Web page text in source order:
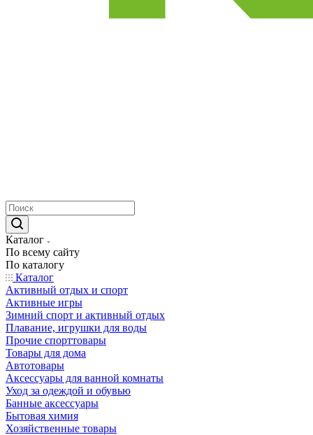
Каталог
По всему сайту
По каталогу
Каталог
Активный отдых и спорт
Активные игры
Зимний спорт и активный отдых
Плавание, игрушки для воды
Прочие спорттовары
Товары для дома
Автотовары
Аксессуары для ванной комнаты
Уход за одеждой и обувью
Банные аксессуары
Бытовая химия
Хозяйственные товары